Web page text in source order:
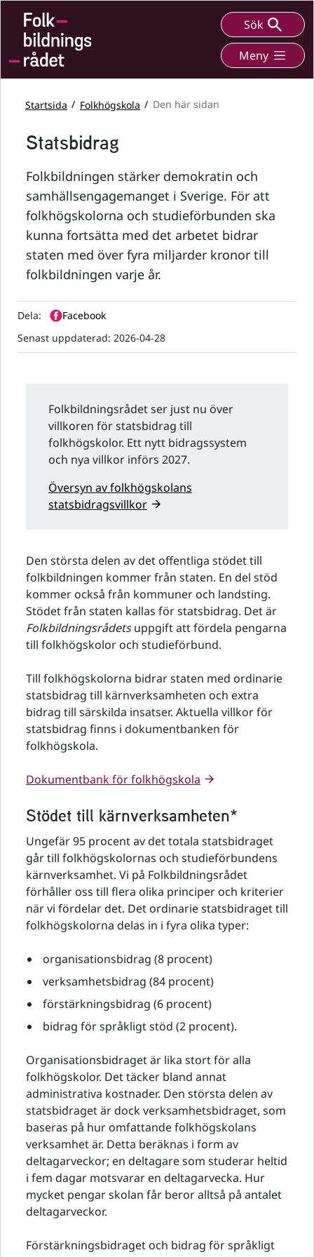
Sök
Meny
Startsida Folkhögskola Den här sidan
Statsbidrag
Folkbildningen stärker demokratin och
samhällsengagemanget i Sverige. För att
folkhögskolorna och studieförbunden ska
kunna fortsätta med det arbetet bidrar
staten med över fyra miljarder kronor till
folkbildningen varje år.
Dela:
Facebook
Senast uppdaterad: 2026-04-28
Folkbildningsrådet ser just nu över
villkoren för statsbidrag till
folkhögskolor. Ett nytt bidragssystem
och nya villkor införs 2027.
Översyn av folkhögskolans
statsbidragsvillkor
Den största delen av det offentliga stödet till
folkbildningen kommer från staten. En del stöd
kommer också från kommuner och landsting.
Stödet från staten kallas för statsbidrag. Det är
Folkbildningsrådetsuppgift att fördela pengarna
till folkhögskolor och studieförbund.
Till folkhögskolorna bidrar staten med ordinarie
statsbidrag till kärnverksamheten och extra
bidrag till särskilda insatser. Aktuella villkor för
statsbidrag finns i dokumentbanken för
folkhögskola.
Dokumentbank för folkhögskola
Stödet till kärnverksamheten*
Ungefär 95 procent av det totala statsbidraget
går till folkhögskolornas och studieförbundens
kärnverksamhet. Vi på Folkbildningsrådet
förhåller oss till flera olika principer och kriterier
när vi fördelar det. Det ordinarie statsbidraget till
folkhögskolorna delas in i fyra olika typer:
organisationsbidrag (8 procent)
verksamhetsbidrag (84 procent)
förstärkningsbidrag (6 procent)
bidrag för språkligt stöd (2 procent).
Organisationsbidraget är lika stort för alla
folkhögskolor. Det täcker bland annat
administrativa kostnader. Den största delen av
statsbidraget är dock verksamhetsbidraget, som
baseras på hur omfattande folkhögskolans
verksamhet är. Detta beräknas i form av
deltagarveckor; en deltagare som studerar heltid
i fem dagar motsvarar en deltagarvecka. Hur
mycket pengar skolan får beror alltså på antalet
deltagarveckor.
Förstärkningsbidraget och bidrag för språkligt